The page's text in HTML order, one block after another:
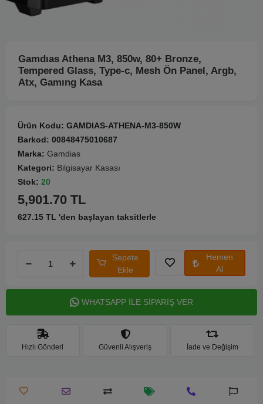
Gamdıas Athena M3, 850w, 80+ Bronze,
Tempered Glass, Type-c, Mesh Ön Panel, Argb,
Atx, Gamıng Kasa
Ürün Kodu: GAMDIAS-ATHENA-M3-850W
Barkod: 00848475010687
Marka: Gamdias
Kategori: Bilgisayar Kasası
Stok: 20
5,901.70 TL
627.15 TL 'den başlayan taksitlerle
Sepete
Ekle
Hemen
Al
WHATSAPP İLE SİPARİŞ VER
Hızlı Gönderi Güvenli Alışveriş İade ve Değişim